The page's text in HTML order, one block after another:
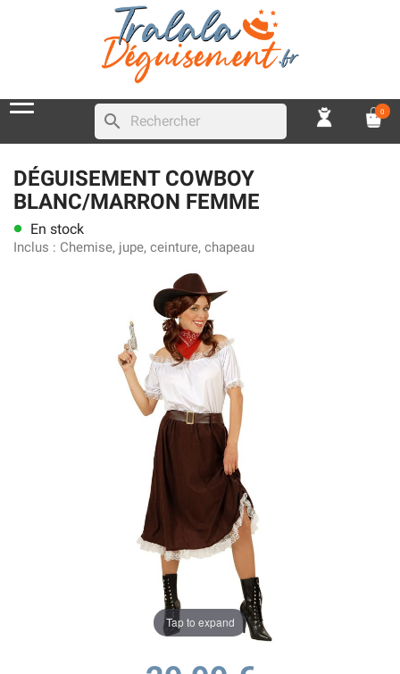
search 0
DÉGUISEMENT COWBOY
BLANC/MARRON FEMME
lens En stock
Inclus : Chemise, jupe, ceinture, chapeau
Tap to expand